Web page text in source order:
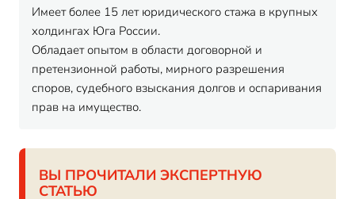
Имеет более 15 лет юридического стажа в крупных
холдингах Юга России.
Обладает опытом в области договорной и
претензионной работы, мирного разрешения
споров, судебного взыскания долгов и оспаривания
прав на имущество.
ВЫ ПРОЧИТАЛИ ЭКСПЕРТНУЮ
СТАТЬЮ